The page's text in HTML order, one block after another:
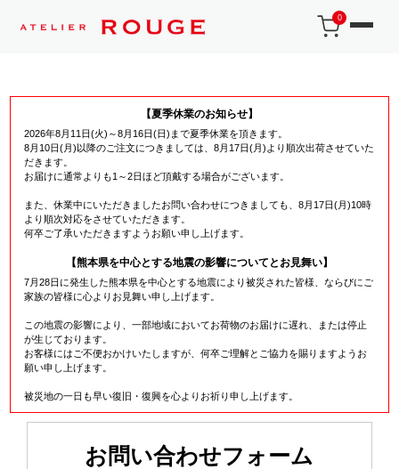
0
【夏季休業のお知らせ】
2026年8月11日(火)～8月16日(日)まで夏季休業を頂きます。
8月10日(月)以降のご注文につきましては、8月17日(月)より順次出荷させていた
だきます。
お届けに通常よりも1～2日ほど頂戴する場合がございます。
また、休業中にいただきましたお問い合わせにつきましても、8月17日(月)10時
より順次対応をさせていただきます。
何卒ご了承いただきますようお願い申し上げます。
【熊本県を中心とする地震の影響についてとお見舞い】
7月28日に発生した熊本県を中心とする地震により被災された皆様、ならびにご
家族の皆様に心よりお見舞い申し上げます。
この地震の影響により、一部地域においてお荷物のお届けに遅れ、または停止
が生じております。
お客様にはご不便おかけいたしますが、何卒ご理解とご協力を賜りますようお
願い申し上げます。
被災地の一日も早い復旧・復興を心よりお祈り申し上げます。
お問い合わせフォーム